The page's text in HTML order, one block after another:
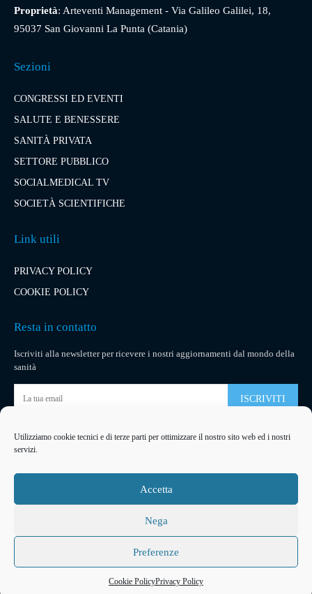
Utilizziamo cookie tecnici e di terze parti per ottimizzare il nostro sito web ed i nostri
servizi.
Accetta
Nega
Preferenze
Cookie PolicyPrivacy Policy
Proprietà: Arteventi Management - Via Galileo Galilei, 18,
95037 San Giovanni La Punta (Catania)
Sezioni
CONGRESSI ED EVENTI
SALUTE E BENESSERE
SANITÀ PRIVATA
SETTORE PUBBLICO
SOCIALMEDICAL TV
SOCIETÀ SCIENTIFICHE
Link utili
PRIVACY POLICY
COOKIE POLICY
Resta in contatto
Iscriviti alla newsletter per ricevere i nostri aggiornamenti dal mondo della
sanità
ISCRIVITI
Pubblicità
La tua pubblicità
Developed byFerracreative